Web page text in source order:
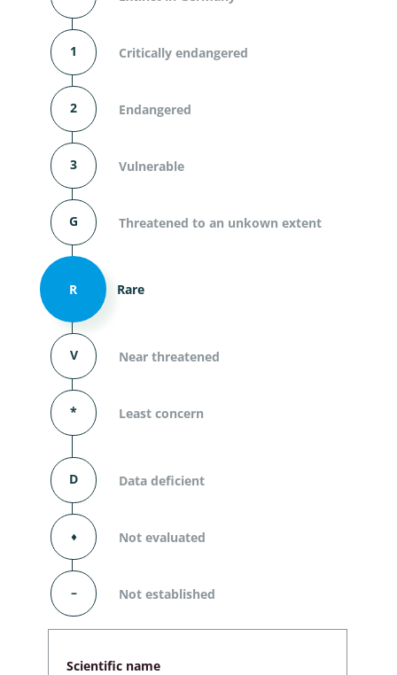
1 Critically endangered
2 Endangered
3 Vulnerable
G Threatened to an unkown extent
R Rare
V Near threatened
* Least concern
D Data deficient
⬧ Not evaluated
– Not established
Scientific name